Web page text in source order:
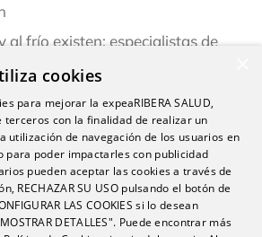
al frío existen: especialistas de
estar infestada y contagiar a
antes de darse cuenta de
o dolor abdominal: los síntomas
que no siempre son
cookies
para mejorar la expeaRIBERA SALUD,
terceros con la finalidad de realizar un
utilización de navegación de los usuarios en
para poder impactarles con publicidad
pueden aceptar las cookies a través de
RECHAZAR SU USO pulsando el botón de
LAS COOKIES si lo desean
DETALLES". Puede encontrar más